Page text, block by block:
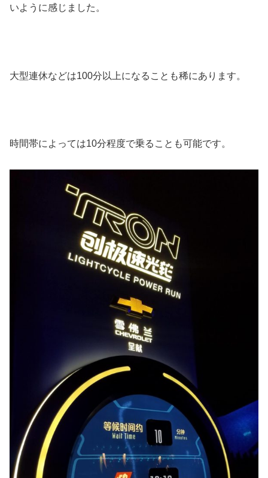
いように感じました。
大型連休などは100分以上になることも稀にあります。
時間帯によっては10分程度で乗ることも可能です。